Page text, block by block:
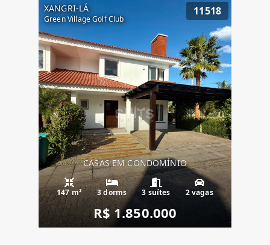
XANGRI-LÁ
Green Village Golf Club
11518
CASAS EM CONDOMÍNIO
147 m² 3 dorms 3 suítes 2 vagas
R$ 1.850.000